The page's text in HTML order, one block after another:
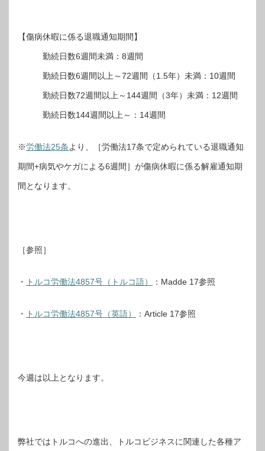
【傷病休暇に係る退職通知期間】
勤続日数6週間未満：8週間
勤続日数6週間以上～72週間（1.5年）未満：10週間
勤続日数72週間以上～144週間（3年）未満：12週間
勤続日数144週間以上～：14週間
※労働法25条より、［労働法17条で定められている退職通知
期間+病気やケガによる6週間］が傷病休暇に係る解雇通知期
間となります。
［参照］
・ トルコ労働法4857号（トルコ語） ：Madde 17参照
・ トルコ労働法4857号（英語） ：Article 17参照
今週は以上となります。
弊社ではトルコへの進出、トルコビジネスに関連した各種ア